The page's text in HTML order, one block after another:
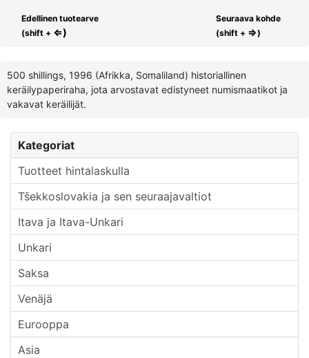
Kategoriat
Tuotteet hintalaskulla
Tšekkoslovakia ja sen seuraajavaltiot
Itava ja Itava-Unkari
Unkari
Saksa
Venäjä
Eurooppa
Asia
Edellinen tuotearve
(shift + ⇐)
Seuraava kohde
(shift + ⇒)
500 shillings, 1996 (Afrikka, Somaliland) historiallinen
keräilypaperiraha, jota arvostavat edistyneet numismaatikot ja
vakavat keräilijät.